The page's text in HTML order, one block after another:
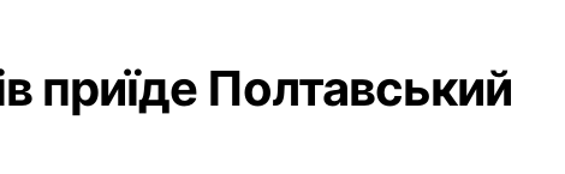
приїде Полтавський